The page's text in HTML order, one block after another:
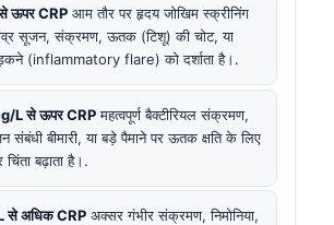
ऊपर CRP आम तौर पर हृदय जोखिम स्क्रीनिंग
सूजन, संक्रमण, ऊतक (टिशू) की चोट, या
(inflammatory flare) को दर्शाता है।.
L से ऊपर CRPमहत्वपूर्ण बैक्टीरियल संक्रमण,
संबंधी बीमारी, या बड़े पैमाने पर ऊतक क्षति के लिए
बढ़ाता है।.
से अधिक CRP अक्सर गंभीर संक्रमण, निमोनिया,